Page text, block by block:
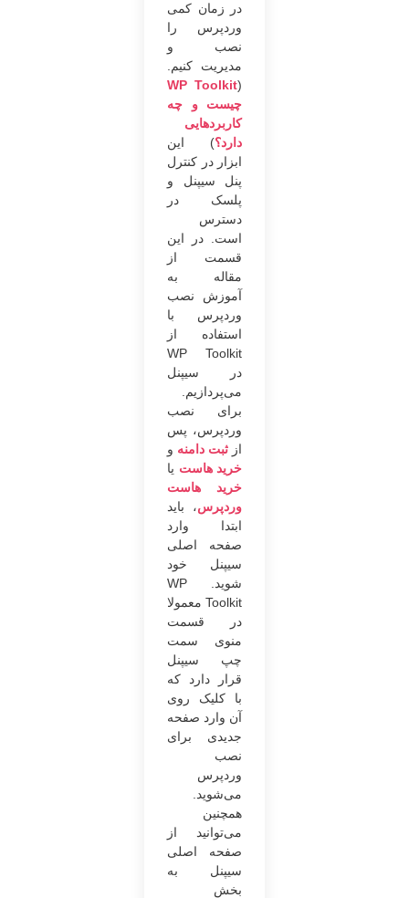
در زمان کمی
وردپرس را
نصب و
مدیریت کنیم.
(
WP Toolkit
چیست و چه
کاربردهایی
دارد؟) این
ابزار در کنترل
پنل سیپنل و
پلسک در
دسترس
است. در این
قسمت از
مقاله به
آموزش نصب
وردپرس با
استفاده از
WP Toolkit
در سیپنل
می‌پردازیم.
برای نصب
وردپرس، پس
از ثبت دامنه و
خرید هاست یا
خرید هاست
وردپرس، باید
ابتدا وارد
صفحه اصلی
سیپنل خود
شوید. WP
Toolkit معمولا
در قسمت
منوی سمت
چپ سیپنل
قرار دارد که
با کلیک روی
آن وارد صفحه
جدیدی برای
نصب
وردپرس
می‌شوید.
همچنین
می‌توانید از
صفحه اصلی
سیپنل به
بخش